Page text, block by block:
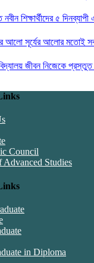
নবীন শিক্ষার্থীদের ৫
আলো সূর্যের আলোর মতোই
জীবন নিজেকে
Council
Advanced Studies
in Diploma